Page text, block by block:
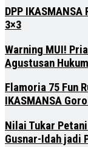
DPP
3×3
Warning MUI!
Agustusan
Flamoria 75 Fun
IKASMANSA
Nilai Tukar
Gusnar-Idah jadi